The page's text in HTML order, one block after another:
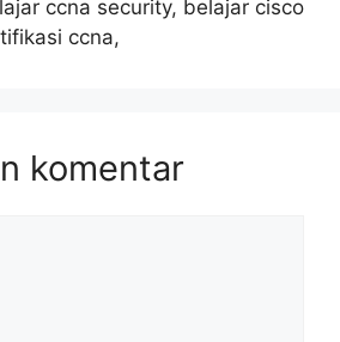
ccna security, belajar cisco
ccna,
komentar